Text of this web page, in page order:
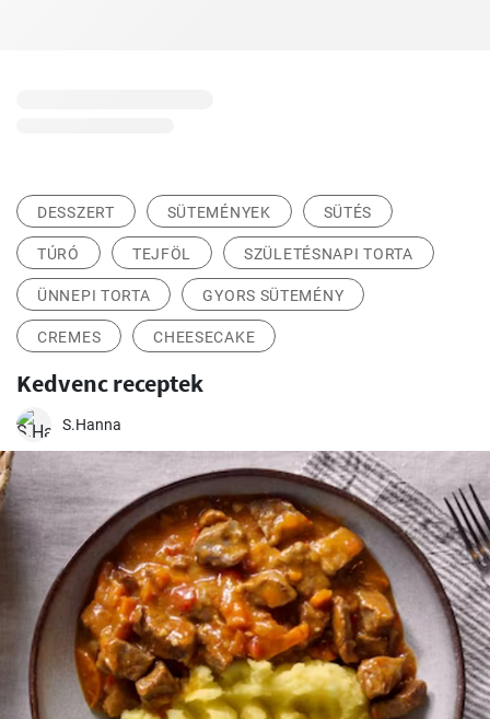
DESSZERT SÜTEMÉNYEK SÜTÉS
TÚRÓ TEJFÖL SZÜLETÉSNAPI TORTA
ÜNNEPI TORTA GYORS SÜTEMÉNY
CREMES CHEESECAKE
Kedvenc receptek
S.Hanna